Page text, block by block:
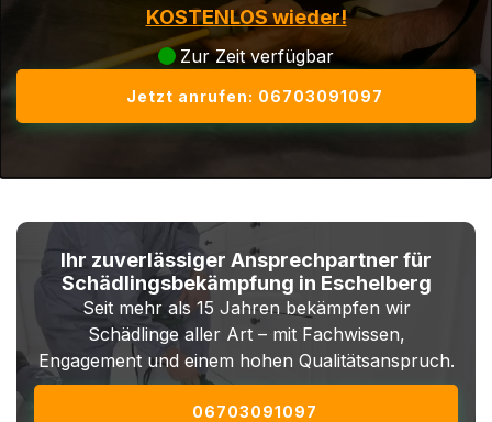
KOSTENLOS wieder!
Zur Zeit verfügbar
Jetzt anrufen: 06703091097
Ihr zuverlässiger Ansprechpartner für
Schädlingsbekämpfung in Eschelberg
Seit mehr als 15 Jahren bekämpfen wir
Schädlinge aller Art – mit Fachwissen,
Engagement und einem hohen Qualitätsanspruch.
06703091097